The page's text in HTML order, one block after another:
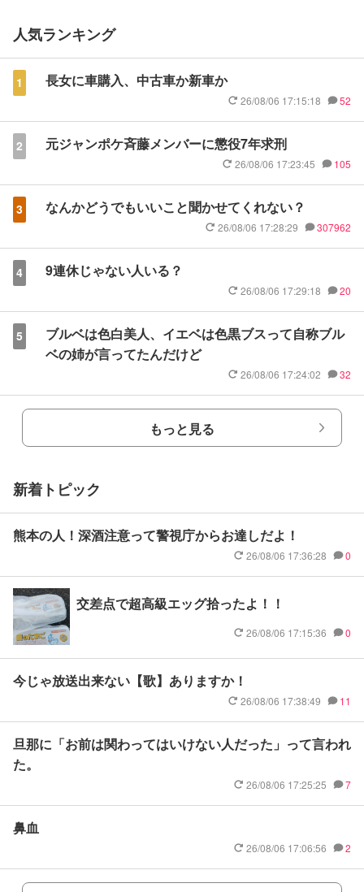
人気ランキング
1 長女に車購入、中古車か新車か
26/08/06 17:15:18 52
2 元ジャンポケ斉藤メンバーに懲役7年求刑
26/08/06 17:23:45 105
3 なんかどうでもいいこと聞かせてくれない？
26/08/06 17:28:29 307962
4 9連休じゃない人いる？
26/08/06 17:29:18 20
5
ブルベは色白美人、イエベは色黒ブスって自称ブル
ベの姉が言ってたんだけど
26/08/06 17:24:02 32
もっと見る
新着トピック
熊本の人！深酒注意って警視庁からお達しだよ！
26/08/06 17:36:28 0
交差点で超高級エッグ拾ったよ！！
26/08/06 17:15:36 0
今じゃ放送出来ない【歌】ありますか！
26/08/06 17:38:49 11
旦那に「お前は関わってはいけない人だった」って言われ
た。
26/08/06 17:25:25 7
鼻血
26/08/06 17:06:56 2